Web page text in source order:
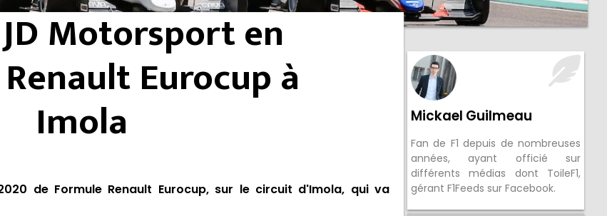
Motorsport en
Eurocup à
Imola
de Formule Renault Eurocup, sur le circuit d'Imola, qui va
Mickael Guilmeau
Fan de F1 depuis de nombreuses
années, ayant officié sur
différents médias dont ToileF1,
gérant F1Feeds sur Facebook.